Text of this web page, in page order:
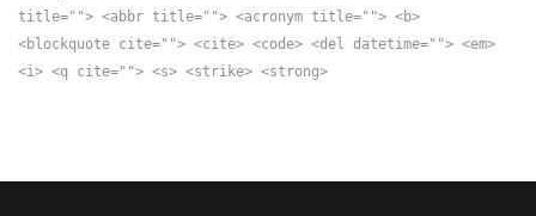
title=""> <abbr title=""> <acronym title=""> <b>
<blockquote cite=""> <cite> <code> <del datetime=""> <em>
<i> <q cite=""> <s> <strike> <strong>